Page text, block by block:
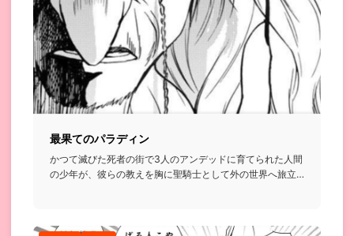
最果てのパラディン
かつて滅びた死者の街で3人のアンデッドに育てられた人間
の少年が、彼らの教えを胸に聖騎士として外の世界へ旅立